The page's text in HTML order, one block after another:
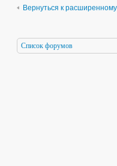
Вернуться к
Список форумов